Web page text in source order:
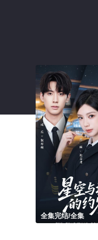
全集完结/全集